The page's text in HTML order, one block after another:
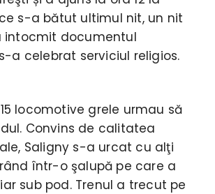
s-a bătut ultimul nit, un nit
intocmit documentul
a celebrat serviciul religios.
locomotive grele urmau să
Convins de calitatea
Saligny s-a urcat cu alţi
într-o şalupă pe care a
sub pod. Trenul a trecut pe